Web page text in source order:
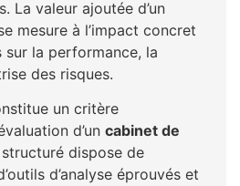
La valeur ajoutée d’un
mesure à l’impact concret
la performance, la
des risques.
un critère
d’un cabinet de
dispose de
d’analyse éprouvés et